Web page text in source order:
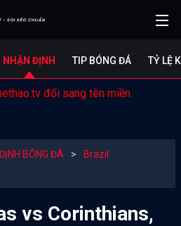
NHẬN ĐỊNH TIP BÓNG ĐÁ TỶ LỆ
đổi sang tên miền
BÓNG ĐÁ >
Brazil
vs Corinthians,